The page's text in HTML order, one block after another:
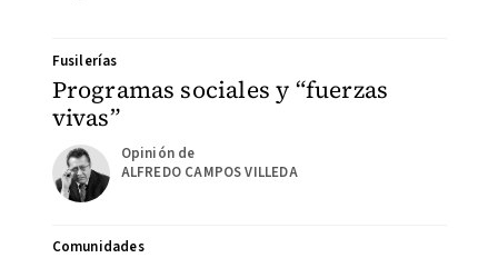
Programas sociales y “fuerzas
vivas”
Fusilerías
ALFREDO CAMPOS VILLEDA
Comunidades